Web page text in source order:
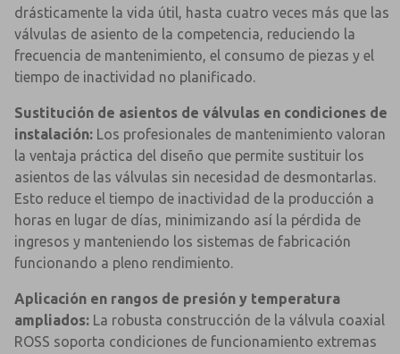
drásticamente la vida útil, hasta cuatro veces más que las
válvulas de asiento de la competencia, reduciendo la
frecuencia de mantenimiento, el consumo de piezas y el
tiempo de inactividad no planificado.
Sustitución de asientos de válvulas en condiciones de
instalación: Los profesionales de mantenimiento valoran
la ventaja práctica del diseño que permite sustituir los
asientos de las válvulas sin necesidad de desmontarlas.
Esto reduce el tiempo de inactividad de la producción a
horas en lugar de días, minimizando así la pérdida de
ingresos y manteniendo los sistemas de fabricación
funcionando a pleno rendimiento.
Aplicación en rangos de presión y temperatura
ampliados: La robusta construcción de la válvula coaxial
ROSS soporta condiciones de funcionamiento extremas